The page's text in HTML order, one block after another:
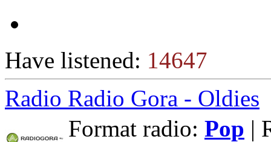
Have listened: 14647
Radio Radio Gora - Oldies
Format radio: Pop |